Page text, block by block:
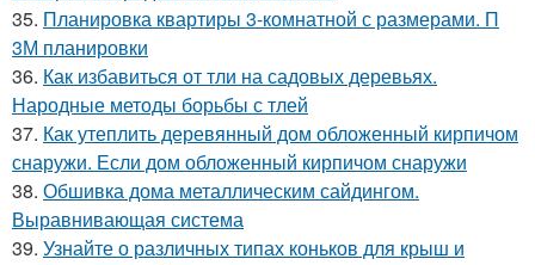
35. Планировка квартиры 3-комнатной с размерами. П
3М планировки
36. Как избавиться от тли на садовых деревьях.
Народные методы борьбы с тлей
37. Как утеплить деревянный дом обложенный кирпичом
снаружи. Если дом обложенный кирпичом снаружи
38. Обшивка дома металлическим сайдингом.
Выравнивающая система
39. Узнайте о различных типах коньков для крыш и